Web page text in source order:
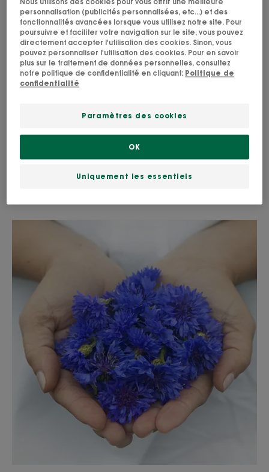
la concentration de l’ingrédient dans le produit
et qui entrera en contact avec la peau,
le temps de contact qui dépend du type de
produit (rincé ou non rincé)
la catégorie de produit (visage, corps) et donc
populations dites « sensibles », à savoir les bébés,
enfants, femmes enceintes, peaux pathologiques.
le conditionnement et le mode d’application
Nous utilisons des cookies pour vous offrir une meilleure
personnalisation (publicités personnalisées, etc...) et des
fonctionnalités avancées lorsque vous utilisez notre site. Pour
poursuivre et faciliter votre navigation sur le site, vous pouvez
directement accepter l'utilisation des cookies. Sinon, vous
pouvez personnaliser l'utilisation des cookies. Pour en savoir
plus sur le traitement de données personnelles, consultez
notre politique de confidentialité en cliquant: Politique de
confidentialité
Paramètres des cookies
Uniquement les essentiels
OK